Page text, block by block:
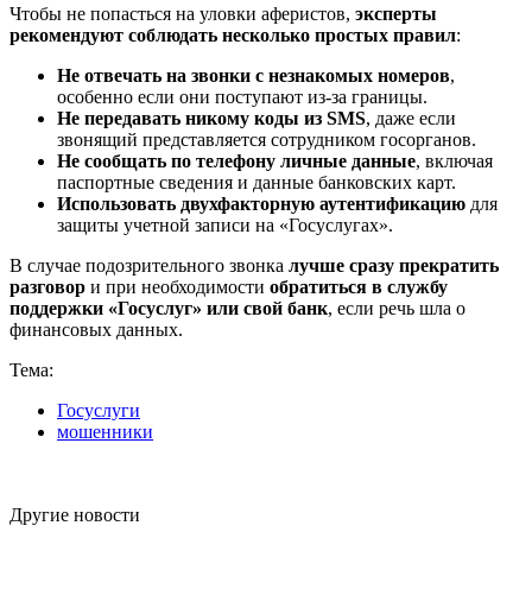
Чтобы не попасться на уловки аферистов, эксперты
рекомендуют соблюдать несколько простых правил:
Не отвечать на звонки с незнакомых номеров,
особенно если они поступают из-за границы.
Не передавать никому коды из SMS, даже если
звонящий представляется сотрудником госорганов.
Не сообщать по телефону личные данные, включая
паспортные сведения и данные банковских карт.
Использовать двухфакторную аутентификацию для
защиты учетной записи на «Госуслугах».
В случае подозрительного звонка лучше сразу прекратить
разговор и при необходимости обратиться в службу
поддержки «Госуслуг» или свой банк, если речь шла о
финансовых данных.
Тема:
Госуслуги
мошенники
Другие новости